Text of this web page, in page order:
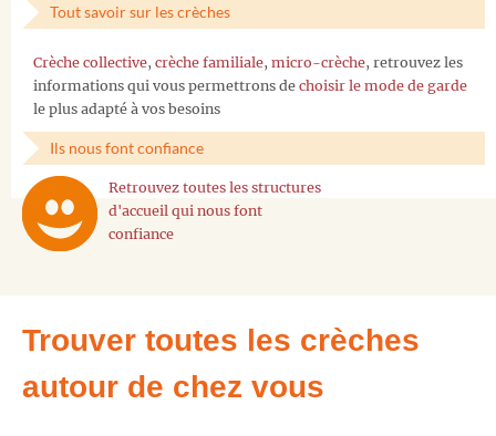
Tout savoir sur les crèches
Crèche collective, crèche familiale, micro-crèche, retrouvez les
informations qui vous permettrons de choisir le mode de garde
le plus adapté à vos besoins
Ils nous font confiance
Retrouvez toutes les structures
d'accueil qui nous font
confiance
Trouver toutes les crèches
autour de chez vous